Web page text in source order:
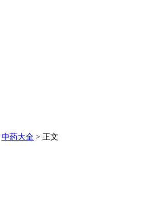
中药大全 > 正文